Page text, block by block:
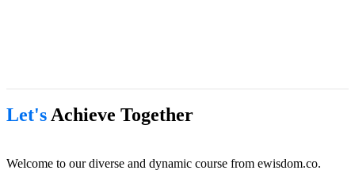
Let's Achieve Together
Welcome to our diverse and dynamic course from ewisdom.co.